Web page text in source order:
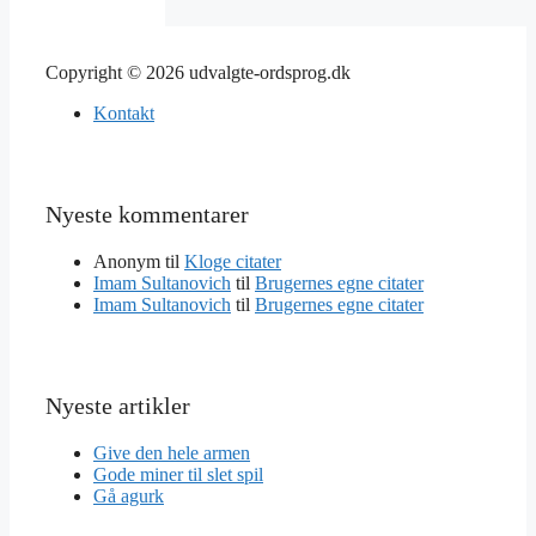
Copyright © 2026 udvalgte-ordsprog.dk
Kontakt
Nyeste kommentarer
Anonym til Kloge citater
Imam Sultanovich til Brugernes egne citater
Imam Sultanovich til Brugernes egne citater
Nyeste artikler
Give den hele armen
Gode miner til slet spil
Gå agurk